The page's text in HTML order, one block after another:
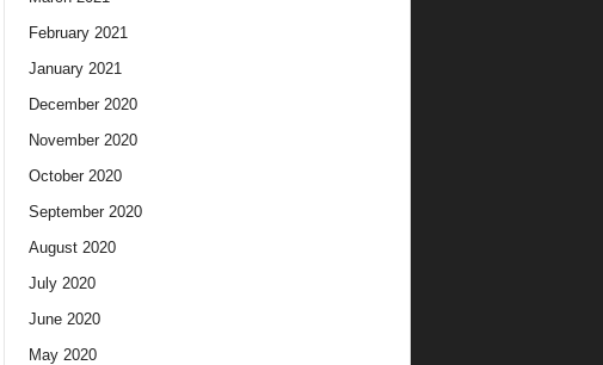
February 2021
January 2021
December 2020
November 2020
October 2020
September 2020
August 2020
July 2020
June 2020
May 2020